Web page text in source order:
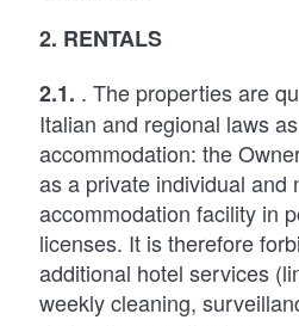
2. RENTALS
2.1. . The properties are
Italian and regional laws
accommodation: the
as a private individual and
accommodation facility in
licenses. It is therefore
additional hotel services
weekly cleaning,